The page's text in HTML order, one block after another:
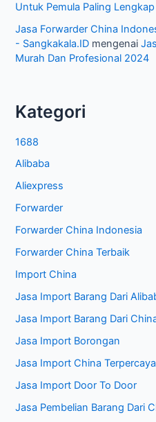
Untuk Pemula Paling
Jasa Forwarder China
- Sangkakala.ID mengenai
Murah Dan Profesional 2024
Kategori
1688
Alibaba
Aliexpress
Forwarder
Forwarder China Indonesia
Forwarder China Terbaik
Import China
Jasa Import Barang Dari
Jasa Import Barang Dari
Jasa Import Borongan
Jasa Import China Terpercaya
Jasa Import Door To Door
Jasa Pembelian Barang Dari